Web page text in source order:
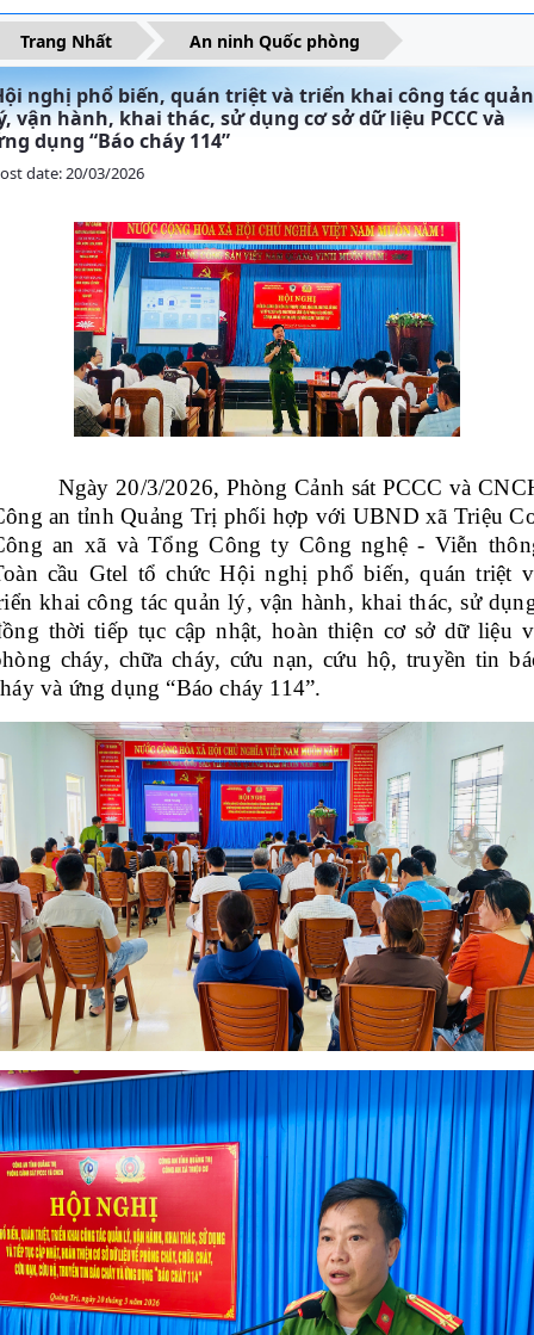
Trang Nhất An ninh Quốc phòng
nghị phổ biến, quán triệt và triển khai công tác quản
vận hành, khai thác, sử dụng cơ sở dữ liệu PCCC và
dụng “Báo cháy 114”
date: 20/03/2026
Ngày 20/3/2026, Phòng Cảnh sát PCCC và
an tỉnh Quảng Trị phối hợp với UBND xã Triệu
an xã và Tổng Công ty Công nghệ - Viễn
cầu Gtel tổ chức Hội nghị phổ biến, quán triệt
khai công tác quản lý, vận hành, khai thác, sử
thời tiếp tục cập nhật, hoàn thiện cơ sở dữ liệu
cháy, chữa cháy, cứu nạn, cứu hộ, truyền tin
và ứng dụng “Báo cháy 114”.